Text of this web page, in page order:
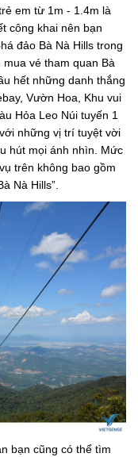
em từ 1m - 1.4m là
công khai nên bạn
đảo Bà Nà Hills trong
vé tham quan Bà
hết những danh thắng
Vườn Hoa, Khu vui
Hỏa Leo Núi tuyến 1
những vị trí tuyệt vời
hút mọi ánh nhìn. Mức
trên không bao gồm
Nà Hills”.
bạn cũng có thể tìm